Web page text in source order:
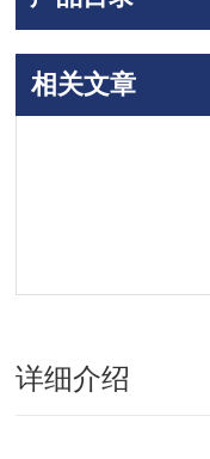
相关文章
详细介绍